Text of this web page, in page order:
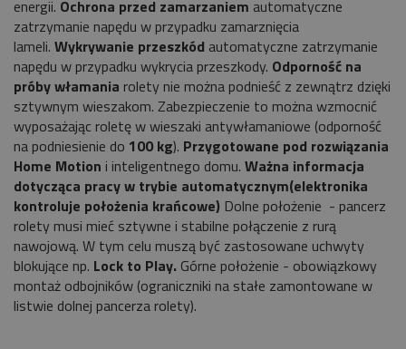
energii. Ochrona przed zamarzaniem automatyczne
zatrzymanie napędu w przypadku zamarznięcia
lameli. Wykrywanie przeszkód automatyczne zatrzymanie
napędu w przypadku wykrycia przeszkody. Odporność na
próby włamania rolety nie można podnieść z zewnątrz dzięki
sztywnym wieszakom. Zabezpieczenie to można wzmocnić
wyposażając roletę w wieszaki antywłamaniowe (odporność
na podniesienie do 100 kg). Przygotowane pod rozwiązania
Home Motion i inteligentnego domu. Ważna informacja
dotycząca pracy w trybie automatycznym(elektronika
kontroluje położenia krańcowe) Dolne położenie - pancerz
rolety musi mieć sztywne i stabilne połączenie z rurą
nawojową. W tym celu muszą być zastosowane uchwyty
blokujące np. Lock to Play. Górne położenie - obowiązkowy
montaż odbojników (ograniczniki na stałe zamontowane w
listwie dolnej pancerza rolety).